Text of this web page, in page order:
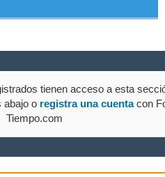
tienen acceso a esta
abajo o registra una cuentacon
Tiempo.com